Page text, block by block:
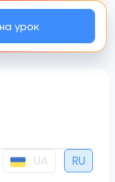
урок
UA RU